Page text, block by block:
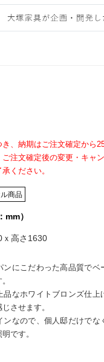
、納期はご注文確定から
注文確定後の変更・キャ
ください。
商品
mm）
高さ1630
ンにこだわった高品質でベ
品なホワイトブロンズ仕上
させます。
ンなので、個人邸だけでな
です。